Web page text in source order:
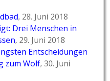
, 28. Juni 2018
Drei Menschen in
, 29. Juni 2018
Entscheidungen
zum Wolf, 30. Juni